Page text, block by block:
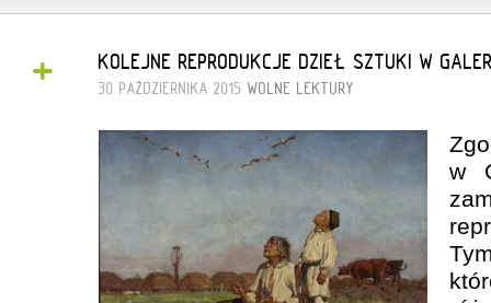
+ KOLEJNE REPRODUKCJE DZIEŁ SZTUKI W
30 PAŹDZIERNIKA 2015 WOLNE LEKTURY
w